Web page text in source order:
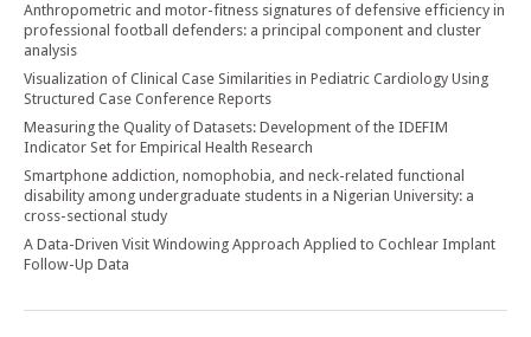
Anthropometric and motor-fitness signatures of defensive efficiency in
professional football defenders: a principal component and cluster
analysis
Visualization of Clinical Case Similarities in Pediatric Cardiology Using
Structured Case Conference Reports
Measuring the Quality of Datasets: Development of the IDEFIM
Indicator Set for Empirical Health Research
Smartphone addiction, nomophobia, and neck-related functional
disability among undergraduate students in a Nigerian University: a
cross-sectional study
A Data-Driven Visit Windowing Approach Applied to Cochlear Implant
Follow-Up Data